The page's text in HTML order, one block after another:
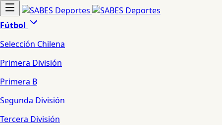
Fútbol
Selección Chilena
Primera División
Primera B
Segunda División
Tercera División